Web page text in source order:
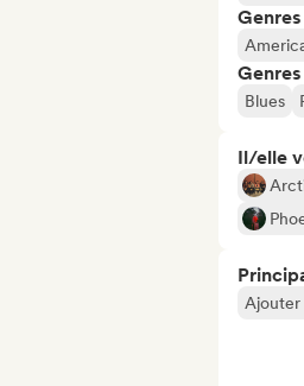
Blues
Il/elle
Ajouter